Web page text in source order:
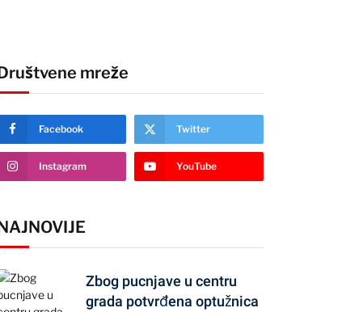
mreže
Facebook Twitter
Instagram YouTube
Zbog pucnjave u centru
grada potvrđena optužnica